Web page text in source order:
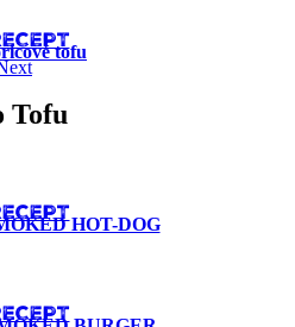
tofu
Tofu
HOT-DOG